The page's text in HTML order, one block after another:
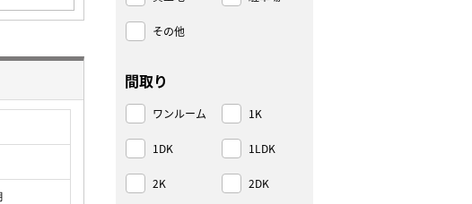
その他
間取り
ワンルーム 1K
1DK 1LDK
2K 2DK